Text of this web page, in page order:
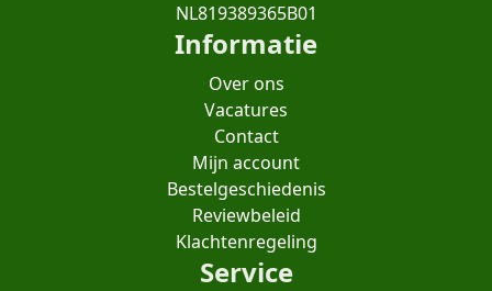
NL819389365B01
Informatie
Over ons
Vacatures
Contact
Mijn account
Bestelgeschiedenis
Reviewbeleid
Klachtenregeling
Service